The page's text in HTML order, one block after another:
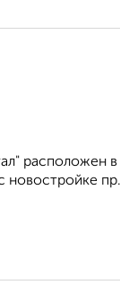
расположен
новостройке